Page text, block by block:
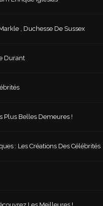
, Duchesse De Sussex
Durant
Plus Belles Demeures !
: Les Créations Des Célébrités